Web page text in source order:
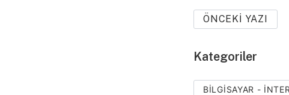
ÖNCEKI YAZI
Kategoriler
BILGISAYAR -